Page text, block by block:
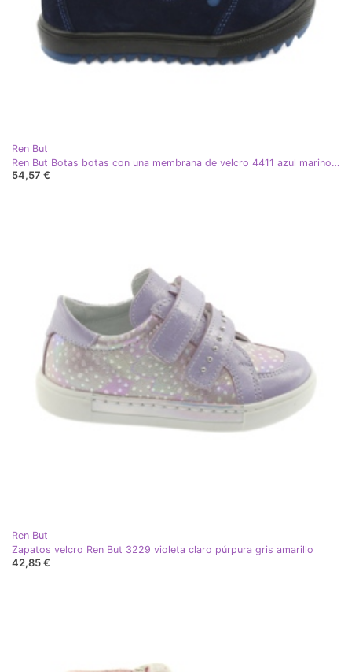
Ren But
Ren But Botas botas con una membrana de velcro 4411 azul marino azul
54,57 €
Ren But
Zapatos velcro Ren But 3229 violeta claro púrpura gris amarillo
42,85 €